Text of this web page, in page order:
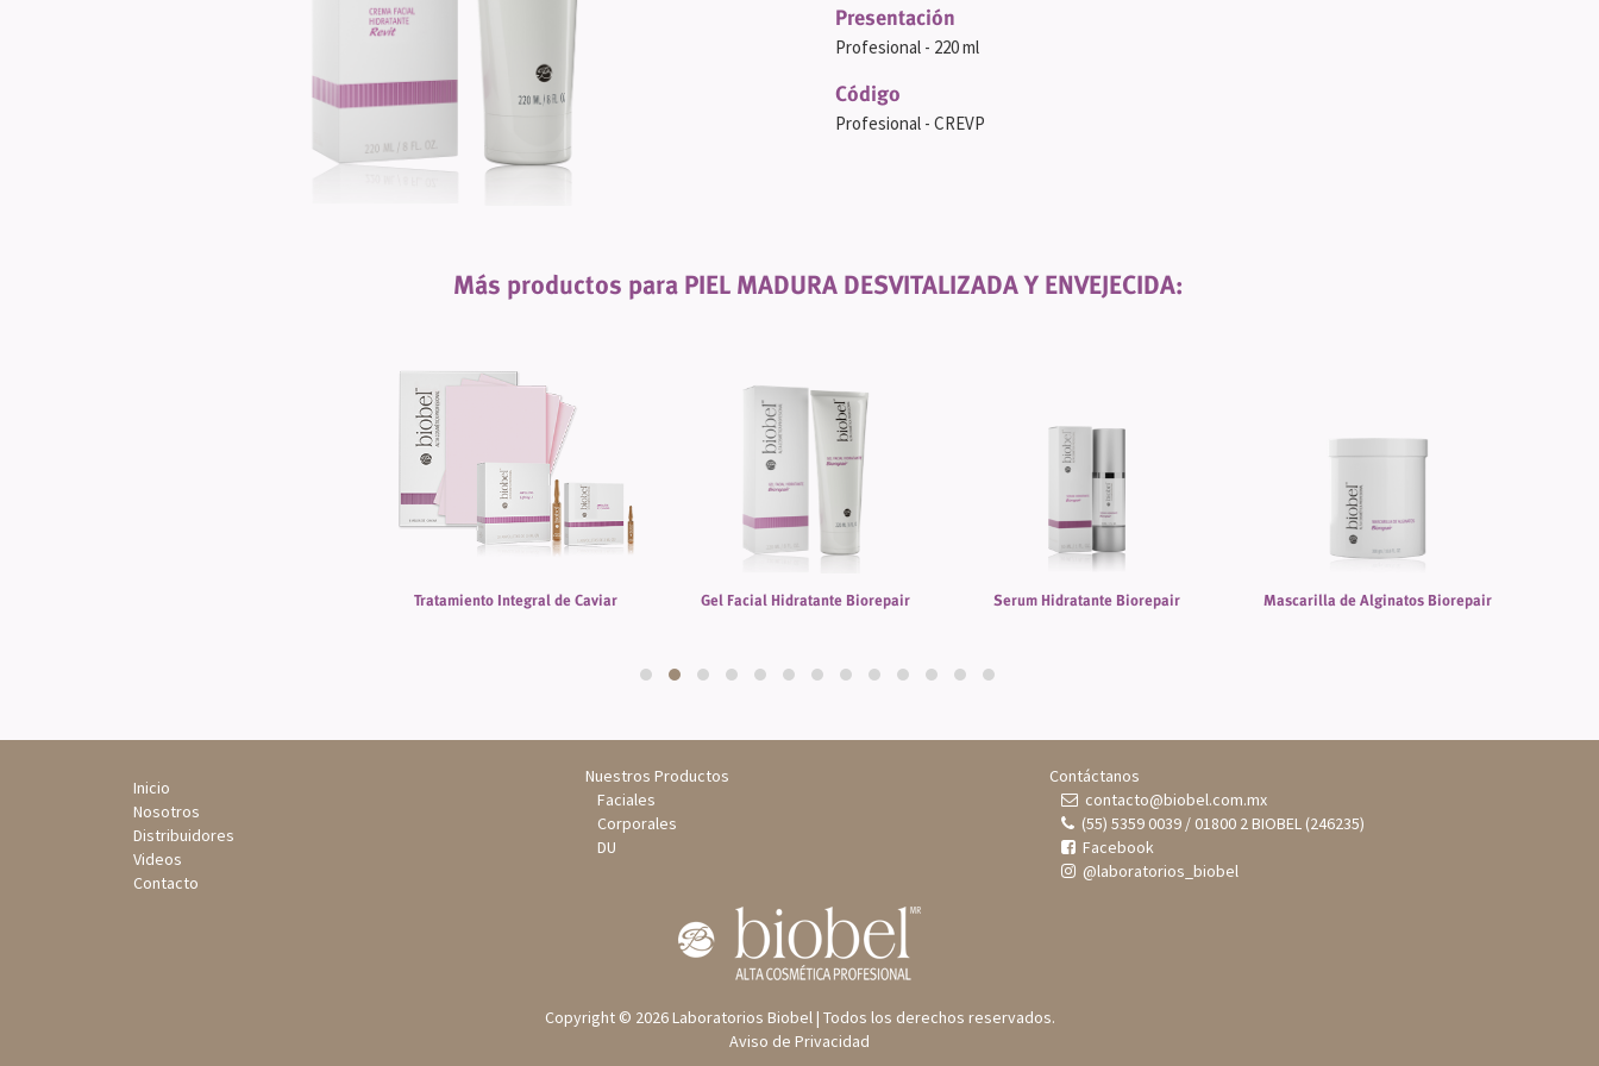
Presentación
Profesional - 220 ml
Código
Profesional - CREVP
Más productos para PIEL MADURA DESVITALIZADA Y ENVEJECIDA:
Tratamiento Integral de Caviar Gel Facial Hidratante Biorepair Serum Hidratante Biorepair Mascarilla de Alginatos Biorepair
Inicio
Nosotros
Distribuidores
Videos
Contacto
Nuestros Productos
Faciales
Corporales
DU
Contáctanos
contacto@biobel.com.mx
(55) 5359 0039 / 01800 2 BIOBEL (246235)
Facebook
@laboratorios_biobel
Copyright © 2026 Laboratorios Biobel | Todos los derechos reservados.
Aviso de Privacidad